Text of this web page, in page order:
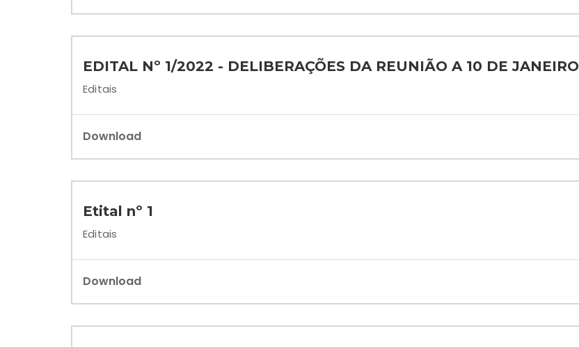
EDITAL Nº 1/2022 - DELIBERAÇÕES DA REUNIÃO A 10 DE JANEIRO
Editais
Download
Etital nº 1
Editais
Download